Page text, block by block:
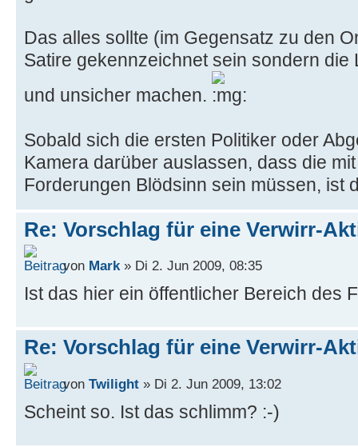
Das alles sollte (im Gegensatz zu den
Satire gekennzeichnet sein sondern
und unsicher machen.
Sobald sich die ersten Politiker oder
Kamera darüber auslassen, dass die
Forderungen Blödsinn sein müssen, ist
Re: Vorschlag für eine Verwirr-
von Mark» Di 2. Jun 2009, 08:35
Ist das hier ein öffentlicher Bereich des
Re: Vorschlag für eine Verwirr-
von Twilight » Di 2. Jun 2009, 13:02
Scheint so. Ist das schlimm? :-)